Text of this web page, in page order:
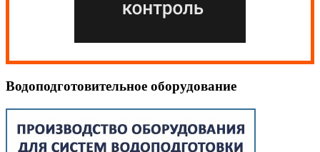
Водоподготовительное оборудование